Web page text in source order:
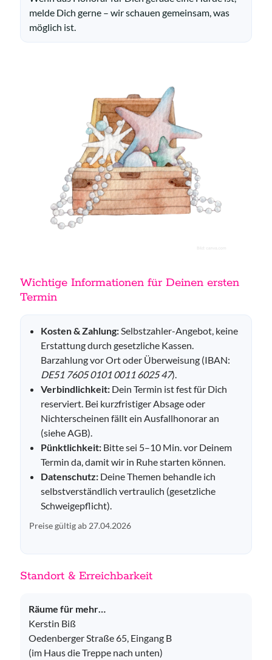
melde Dich gerne – wir schauen gemeinsam, was
möglich ist.
Wichtige Informationen für Deinen ersten
Termin
Kosten & Zahlung:Selbstzahler-Angebot, keine
Erstattung durch gesetzliche Kassen.
Barzahlung vor Ort oder Überweisung (IBAN:
DE51 7605 0101 0011 6025 47).
Verbindlichkeit: Dein Termin ist fest für Dich
reserviert. Bei kurzfristiger Absage oder
Nichterscheinen fällt ein Ausfallhonorar an
(siehe AGB).
Pünktlichkeit: Bitte sei 5–10 Min. vor Deinem
Termin da, damit wir in Ruhe starten können.
Datenschutz: Deine Themen behandle ich
selbstverständlich vertraulich (gesetzliche
Schweigepflicht).
Preise gültig ab 27.04.2026
Standort & Erreichbarkeit
Räume für mehr…
Kerstin Biß
Oedenberger Straße 65, Eingang B
(im Haus die Treppe nach unten)